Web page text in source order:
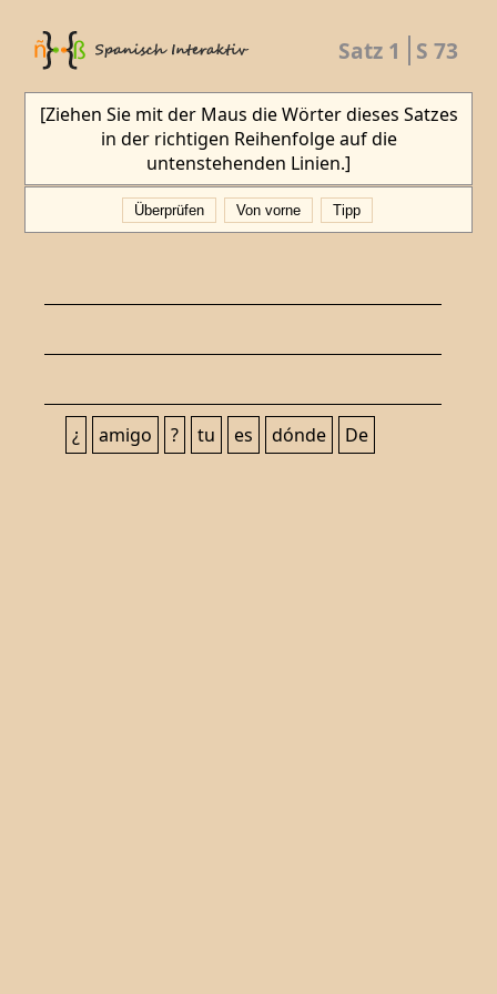
Satz 1 S 73
[Ziehen Sie mit der Maus die Wörter dieses Satzes
in der richtigen Reihenfolge auf die
untenstehenden Linien.]
Überprüfen Von vorne Tipp
¿ amigo ? tu es dónde De